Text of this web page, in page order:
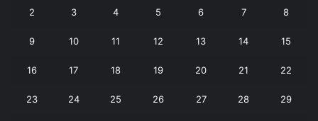
2 3 4 5 6 7 8
9 10 11 12 13 14 15
16 17 18 19 20 21 22
23 24 25 26 27 28 29